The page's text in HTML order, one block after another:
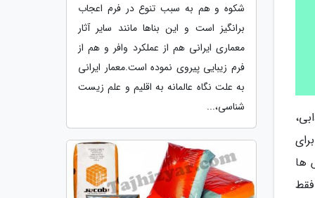
ها
شکوه و هم به سبب تنوع در فرم اعجاب
برانگیز است و این بناها مانند سایر آثار
معماری ایرانی هم از عملکرد وافر و هم از
فرم زیبایی پیروی نموده است.معمار ایرانی
به علت نگاه عالمانه به اقلیم و علم زیست
شناسی،...